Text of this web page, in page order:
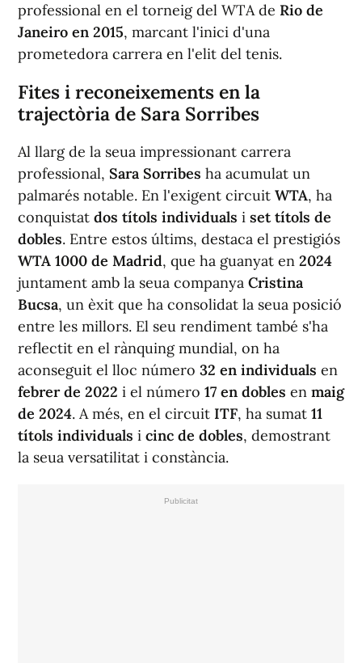
professional en el torneig del WTA de Rio de
Janeiro en 2015, marcant l'inici d'una
prometedora carrera en l'elit del tenis.
Fites i reconeixements en la
trajectòria de Sara Sorribes
Al llarg de la seua impressionant carrera
professional, Sara Sorribes ha acumulat un
palmarés notable. En l'exigent circuit WTA, ha
conquistat dos títols individuals i set títols de
dobles. Entre estos últims, destaca el prestigiós
WTA 1000 de Madrid, que ha guanyat en 2024
juntament amb la seua companya Cristina
Bucsa, un èxit que ha consolidat la seua posició
entre les millors. El seu rendiment també s'ha
reflectit en el rànquing mundial, on ha
aconseguit el lloc número 32 en individuals en
febrer de 2022 i el número 17 en dobles en maig
de 2024. A més, en el circuit ITF, ha sumat 11
títols individuals i cinc de dobles, demostrant
la seua versatilitat i constància.